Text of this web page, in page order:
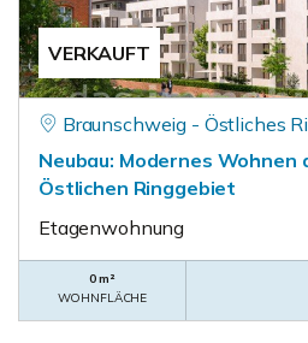
VERKAUFT
Braunschweig - Östliches
Neubau: Modernes Wohnen
Östlichen Ringgebiet
Etagenwohnung
0 m²
WOHNFLÄCHE